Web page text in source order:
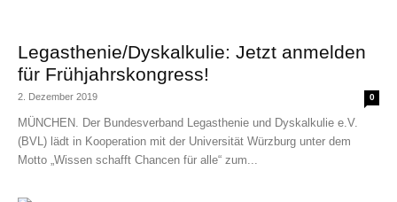
Legasthenie/Dyskalkulie: Jetzt anmelden
für Frühjahrskongress!
2. Dezember 2019 0
MÜNCHEN. Der Bundesverband Legasthenie und Dyskalkulie e.V.
(BVL) lädt in Kooperation mit der Universität Würzburg unter dem
Motto „Wissen schafft Chancen für alle“ zum...